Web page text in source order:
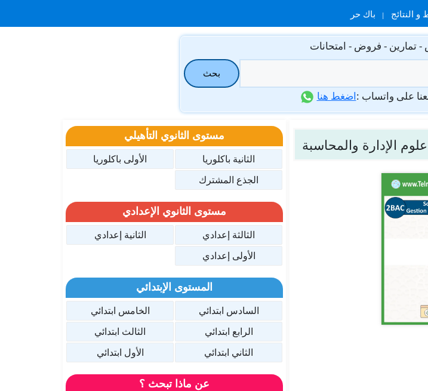
و النتائج باك حر
- فروض - امتحانات
بحث
على واتساب :اضغط هنا
مستوى الثانوي التأهيلي
الثانية باكلوريا
الأولى باكلوريا
الجذع المشترك
مستوى الثانوي الإعدادي
الثالثة إعدادي
الثانية إعدادي
الأولى إعدادي
المستوى الإبتدائي
السادس ابتدائي
الخامس ابتدائي
الرابع ابتدائي
الثالث ابتدائي
الثاني ابتدائي
الأول ابتدائي
عن ماذا تبحث ؟